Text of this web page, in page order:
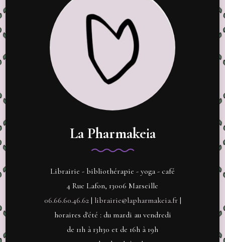
La Pharmakeia
Librairie - bibliothérapie - yoga - café
4 Rue Lafon, 13006 Marseille
06.66.60.46.62| librairie@lapharmakeia.fr|
horaires d'été : du mardi au vendredi
de 11h à 13h30 et de 16h à 19h